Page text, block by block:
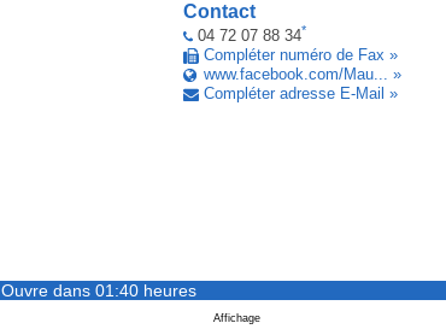
Contact
04 72 07 88 34*
Compléter numéro de Fax »
www.facebook.com/Mau... »
Compléter adresse E-Mail »
Ouvre dans 01:40 heures
Affichage